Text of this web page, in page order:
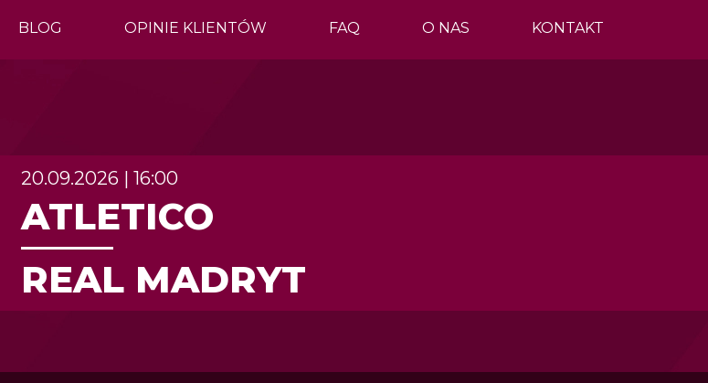
BLOG OPINIE KLIENTÓW FAQ O NAS KONTAKT
20.09.2026 | 16:00
ATLETICO
REAL MADRYT